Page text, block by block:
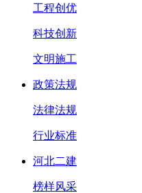
工程创优
科技创新
文明施工
政策法规
法律法规
行业标准
河北二建
榜样风采